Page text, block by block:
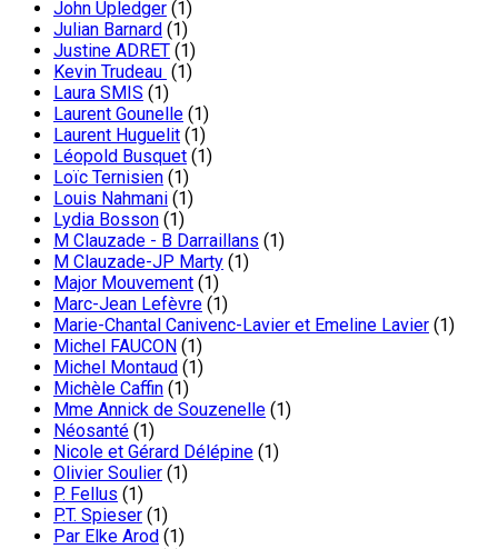
John Upledger (1)
Julian Barnard (1)
Justine ADRET (1)
Kevin Trudeau (1)
Laura SMIS (1)
Laurent Gounelle (1)
Laurent Huguelit (1)
Léopold Busquet (1)
Loïc Ternisien (1)
Louis Nahmani (1)
Lydia Bosson (1)
M Clauzade - B Darraillans (1)
M Clauzade-JP Marty (1)
Major Mouvement (1)
Marc-Jean Lefèvre (1)
Marie-Chantal Canivenc-Lavier et Emeline Lavier (1)
Michel FAUCON (1)
Michel Montaud (1)
Michèle Caffin (1)
Mme Annick de Souzenelle (1)
Néosanté (1)
Nicole et Gérard Délépine (1)
Olivier Soulier (1)
P. Fellus (1)
P.T. Spieser (1)
Par Elke Arod (1)